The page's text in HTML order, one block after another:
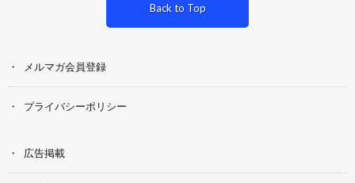
Back to Top
メルマガ会員登録
プライバシーポリシー
広告掲載